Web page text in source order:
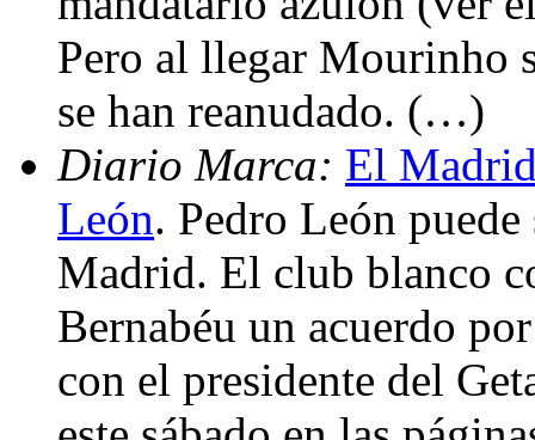
Pero al llegar Mourinho
se han reanudado. (…)
Diario Marca: El
León. Pedro León
Madrid. El club blanco
Bernabéu un acuerdo
con el presidente del